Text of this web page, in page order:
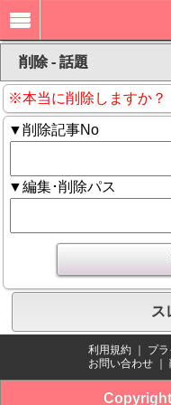
削除 - 話題
※本当に削除しますか？
▼削除記事No
▼編集･削除パス
ス
利用規約 プ
お問い合わせ